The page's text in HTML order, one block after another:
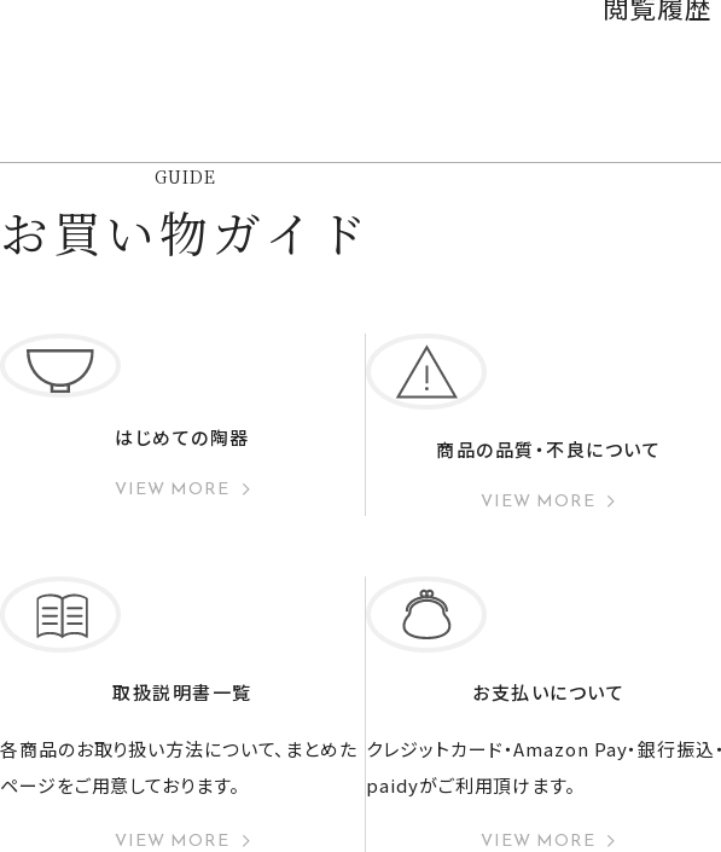
GUIDE
お買い物ガイド
はじめての陶器
VIEW MORE
商品の品質・不良について
VIEW MORE
取扱説明書一覧
各商品のお取り扱い方法について、まとめた
ページをご用意しております。
VIEW MORE
お支払いについて
クレジットカード・Amazon Pay・銀行振込・
paidyがご利用頂けます。
VIEW MORE